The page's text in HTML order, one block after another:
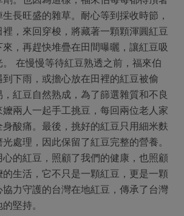
長旺盛的雜草。耐心等到採收時節，
，來回穿梭，將藏著一顆顆渾圓紅豆
，再趕快堆疊在田間曝曬，讓紅豆吸
在慢慢等待紅豆熟透之前，福來伯
下雨，或擔心放在田裡的紅豆被偷
紅豆自然熟成，為了篩選雜質和不良
兩人一起手工挑豆，每回兩位老人家
酸痛。最後，挑好的紅豆只用細米麩
處理，因此保留了紅豆完整的營養。
的紅豆，照顧了我們的健康，也照顧
生活，它不只是一顆紅豆，更是一顆
協力守護的台灣在地紅豆，傳承了台灣
堅持。